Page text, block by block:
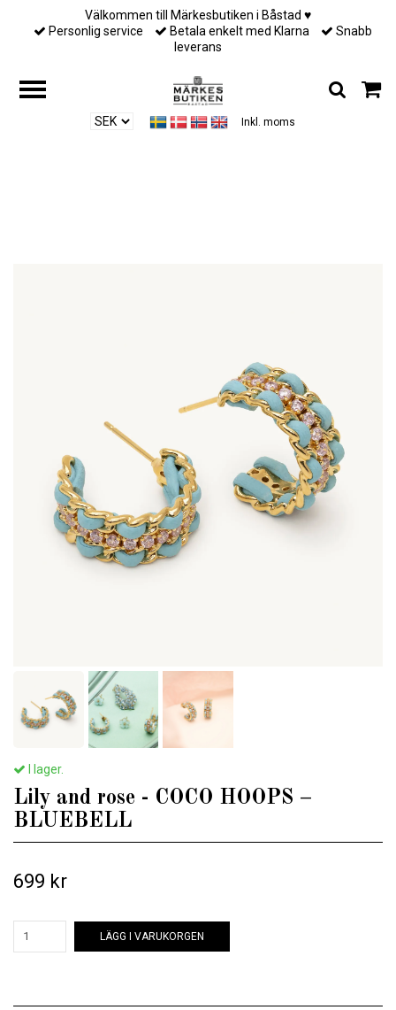
Välkommen till Märkesbutiken i Båstad ♥︎
Personlig service
Betala enkelt med Klarna
Snabb
leverans
Inkl. moms
I lager.
Lily and rose - COCO HOOPS –
BLUEBELL
699 kr
LÄGG I VARUKORGEN